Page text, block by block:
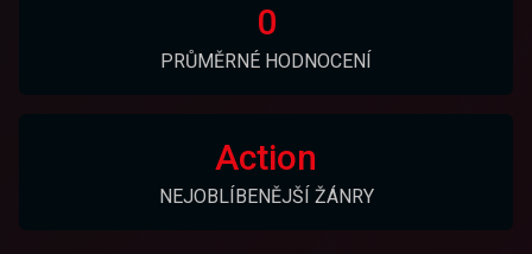
0
PRŮMĚRNÉ HODNOCENÍ
Action
NEJOBLÍBENĚJŠÍ ŽÁNRY